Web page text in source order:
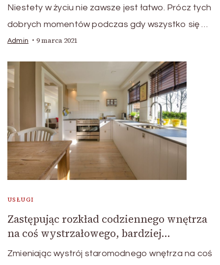
Niestety w życiu nie zawsze jest łatwo. Prócz tych
dobrych momentów podczas gdy wszystko się …
Admin 9 marca 2021
USŁUGI
Zastępując rozkład codziennego wnętrza
na coś wystrzałowego, bardziej…
Zmieniając wystrój staromodnego wnętrza na coś